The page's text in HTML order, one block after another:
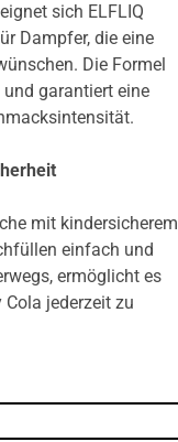
sich ELFLIQ
Dampfer, die eine
Die Formel
garantiert eine
mit kindersicherem
einfach und
ermöglicht es
Cola jederzeit zu